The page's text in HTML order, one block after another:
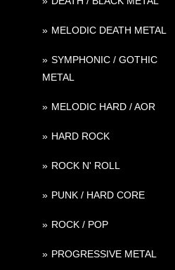
MELODIC DEATH METAL
SYMPHONIC / GOTHIC
METAL
MELODIC HARD / AOR
HARD ROCK
ROCK N' ROLL
PUNK / HARD CORE
ROCK / POP
PROGRESSIVE METAL